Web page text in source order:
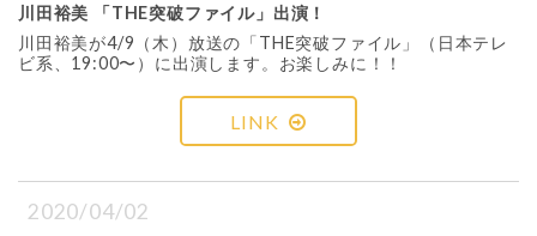
川田裕美 「THE突破ファイル」出演！
川田裕美が4/9（木）放送の「THE突破ファイル」（日本テレ
ビ系、19:00〜）に出演します。お楽しみに！！
LINK
2020/04/02